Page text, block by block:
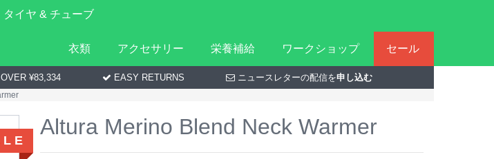
タイヤ & チューブ
衣類 アクセサリー 栄養補給 ワークショップ セール
¥83,334 EASY RETURNS ニュースレターの配信を申し込む
Altura Merino Blend Neck Warmer